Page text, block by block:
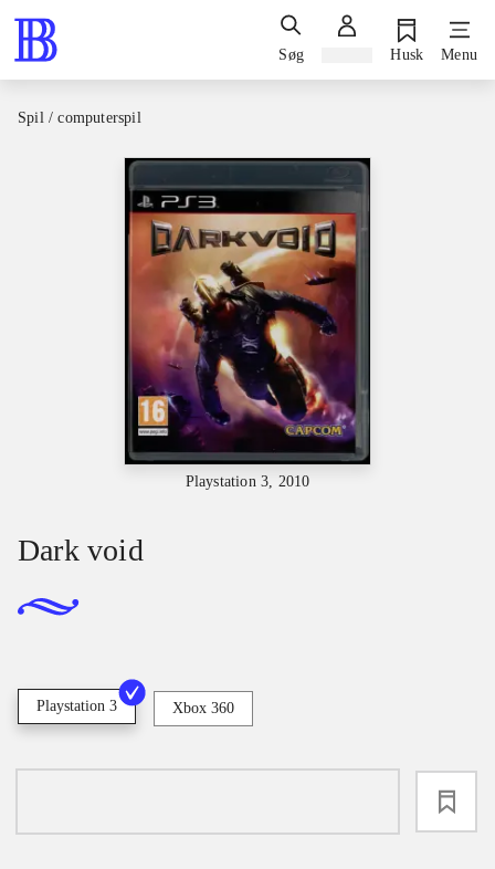
Søg Husk Menu
Spil / computerspil
Playstation 3, 2010
Dark void
Playstation 3 Xbox 360